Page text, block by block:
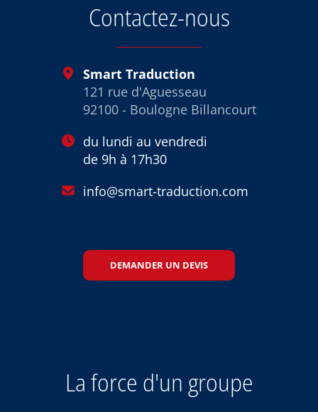
Contactez-nous
Smart Traduction
121 rue d'Aguesseau
92100 - Boulogne Billancourt
du lundi au vendredi
de 9h à 17h30
info@smart-traduction.com
DEMANDER UN DEVIS
La force d'un groupe